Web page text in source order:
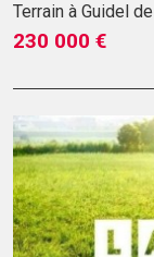
Terrain à Guidel
230 000 €